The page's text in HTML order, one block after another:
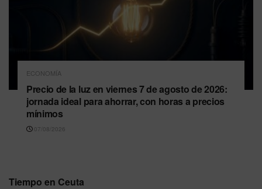
ECONOMÍA
Precio de la luz en viernes 7 de agosto de 2026:
jornada ideal para ahorrar, con horas a precios
mínimos
07/08/2026
Tiempo en Ceuta